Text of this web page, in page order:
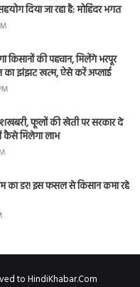
दिया जा रहा है: मोहिंदर भगत
किसानों की पहचान, मिलेंगे भरपूर
का झंझट खत्म, ऐसे करें अप्लाई
फूलों की खेती पर सरकार दे
कैसे मिलेगा लाभ
का डर! इस फसल से किसान कमा रहे
to HindiKhabar.Com